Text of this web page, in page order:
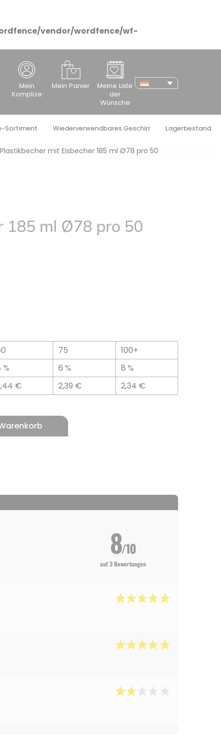
vendor/wordfence/wf-
Mein
Komplize
Mein Panier
Meine Liste
der
Wünsche
Sortiment Wiederverwendbares Geschirr Lagerbestand
Plastikbecher mit Eisbecher 185 ml Ø78 pro 50
185 ml Ø78 pro 50
%
€
75
6 %
2,39 €
100+
8 %
2,34 €
8/10
auf 3 Bewertungen